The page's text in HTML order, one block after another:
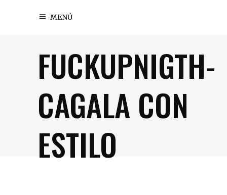
MENÚ
FUCKUPNIGTH-
CAGALA CON
ESTILO